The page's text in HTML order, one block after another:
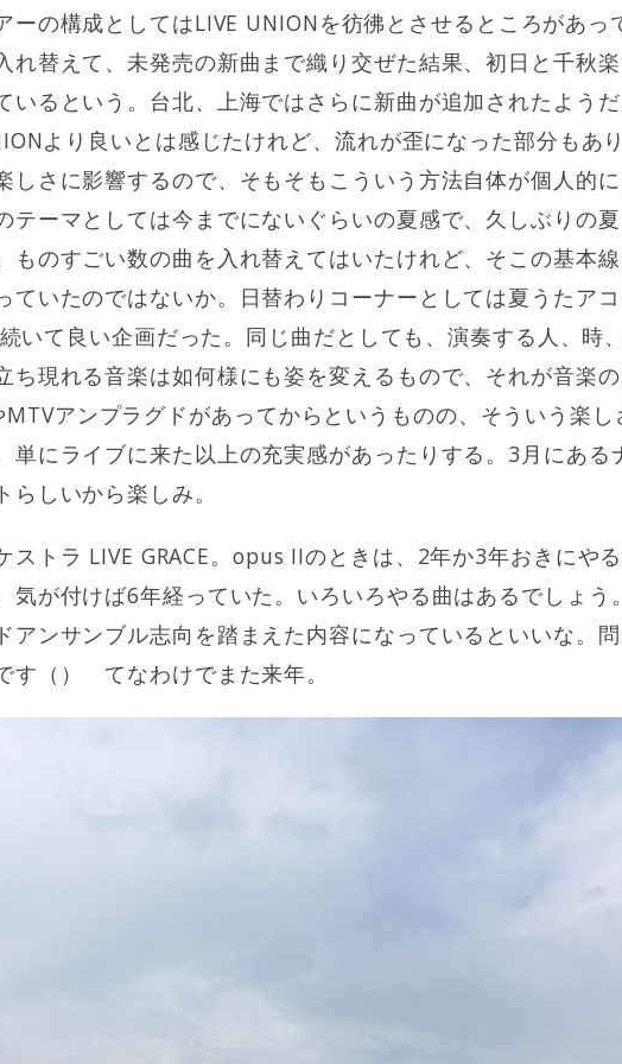
ーの構成としてはLIVE UNIONを彷彿とさせるところがあっ
れ替えて、未発売の新曲まで織り交ぜた結果、初日と千秋
いるという。台北、上海ではさらに新曲が追加されたよう
より良いとは感じたけれど、流れが歪になった部分もあ
しさに影響するので、そもそもこういう方法自体が個人的
テーマとしては今までにないぐらいの夏感で、久しぶりの
ものすごい数の曲を入れ替えてはいたけれど、そこの基本
ていたのではないか。日替わりコーナーとしては夏うたア
いて良い企画だった。同じ曲だとしても、演奏する人、時
ち現れる音楽は如何様にも姿を変えるもので、それが音楽
MTVアンプラグドがあってからというものの、そういう楽
単にライブに来た以上の充実感があったりする。3月にある
しいから楽しみ。
ストラ LIVE GRACE。opus IIのときは、2年か3年おきにや
気が付けば6年経っていた。いろいろやる曲はあるでしょう
アンサンブル志向を踏まえた内容になっているといいな。
す（） てなわけでまた来年。